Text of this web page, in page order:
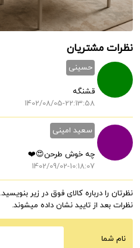
نظرات مشتریان
حسینی
قشنگه
1402/08/05-22:13:58
سعید امینی
چه خوش طرحن😍❤️
1402/09/02-10:18:07
نظرتان را درباره کالای فوق در زیر بنویسید.
نظرات بعد از تایید نشان داده میشوند.
نام شما